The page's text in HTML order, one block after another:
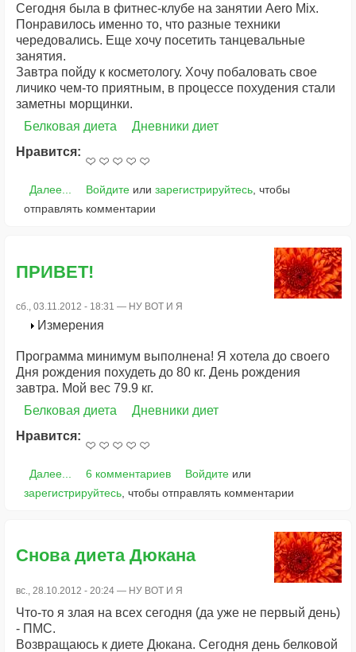
Сегодня была в фитнес-клубе на занятии Aero Mix.
Понравилось именно то, что разные техники
чередовались. Еще хочу посетить танцевальные
занятия.
Завтра пойду к косметологу. Хочу побаловать свое
личико чем-то приятным, в процессе похудения стали
заметны морщинки.
Белковая диета
Дневники диет
Нравится:
Далее... Войдитеили зарегистрируйтесь, чтобы
отправлять комментарии
ПРИВЕТ!
сб., 03.11.2012 - 18:31 — НУ ВОТ И Я
Измерения
Программа минимум выполнена! Я хотела до своего
Дня рождения похудеть до 80 кг. День рождения
завтра. Мой вес 79.9 кг.
Белковая диета
Дневники диет
Нравится:
Далее... 6 комментариев Войдитеили
зарегистрируйтесь , чтобы отправлять комментарии
Снова диета Дюкана
вс., 28.10.2012 - 20:24 — НУ ВОТ И Я
Что-то я злая на всех сегодня (да уже не первый день)
- ПМС.
Возвращаюсь к диете Дюкана. Сегодня день белковой